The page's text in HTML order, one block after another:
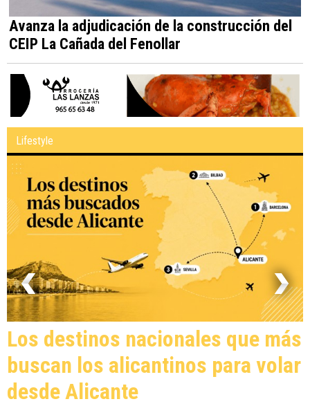
Avanza la adjudicación de la construcción del
CEIP La Cañada del Fenollar
Lifestyle
Los destinos nacionales que más
buscan los alicantinos para volar
desde Alicante